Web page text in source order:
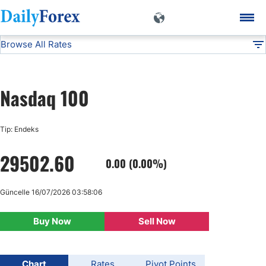
DF Indices Nasdaq 100
Browse All Rates
USD/JPY
USD/CAD
Nasdaq 100
Tip: Endeks
29502.60 0.00 (0.00%)
Buy Now Sell Now
Güncelle 16/07/2026 03:58:06